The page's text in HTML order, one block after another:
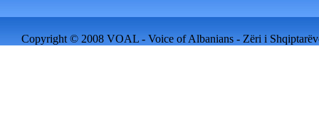
Copyright © 2008 VOAL - Voice of Albanians - Zëri i